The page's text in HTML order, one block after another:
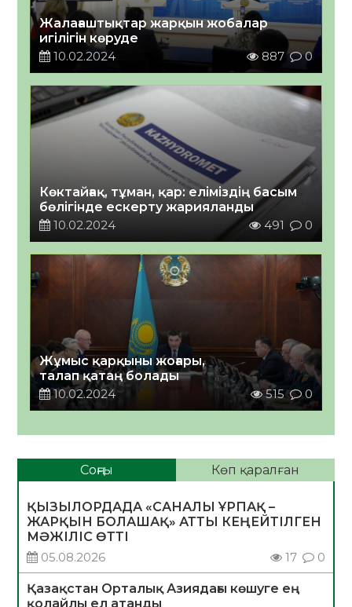
Жалағаштықтар жарқын жобалар
игілігін көруде
10.02.2024
887 0
Көктайғақ, тұман, қар: еліміздің басым
бөлігінде ескерту жарияланды
10.02.2024
491 0
Жұмыс қарқыны жоғары,
талап қатаң болады
10.02.2024
515 0
Соңғы Көп қаралған
ҚЫЗЫЛОРДАДА «САНАЛЫ ҰРПАҚ –
ЖАРҚЫН БОЛАШАҚ» АТТЫ КЕҢЕЙТІЛГЕН
МӘЖІЛІС ӨТТІ
05.08.2026
17 0
Қазақстан Орталық Азиядағы көшуге ең
қолайлы ел атанды